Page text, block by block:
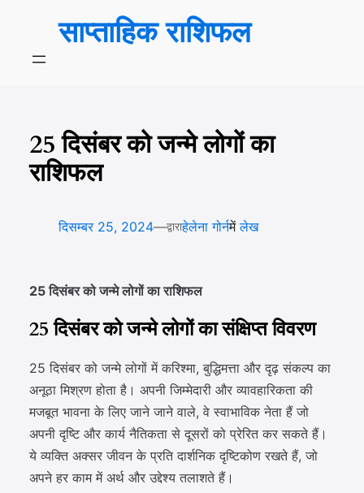
साप्ताहिक राशिफल
25 दिसंबर को जन्मे लोगों का
राशिफल
दिसम्बर 25, 2024—द्वाराहेलेना गोर्नमेंलेख
25 दिसंबर को जन्मे लोगों का राशिफल
25 दिसंबर को जन्मे लोगों का संक्षिप्त विवरण
25 दिसंबर को जन्मे लोगों में करिश्मा, बुद्धिमत्ता और दृढ़ संकल्प का
अनूठा मिश्रण होता है। अपनी जिम्मेदारी और व्यावहारिकता की
मजबूत भावना के लिए जाने जाने वाले, वे स्वाभाविक नेता हैं जो
अपनी दृष्टि और कार्य नैतिकता से दूसरों को प्रेरित कर सकते हैं।
ये व्यक्ति अक्सर जीवन के प्रति दार्शनिक दृष्टिकोण रखते हैं, जो
अपने हर काम में अर्थ और उद्देश्य तलाशते हैं।